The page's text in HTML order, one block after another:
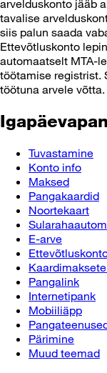
arvelduskonto jääb
tavalise
siis palun saada
Ettevõtluskonto
automaatselt MTA-
töötamise registrist.
töötuna arvele võtta.
Tuvastamine
Konto info
Maksed
Pangakaardid
Noortekaart
E-arve
Pangalink
Internetipank
Mobiiliäpp
Pärimine
Muud teemad